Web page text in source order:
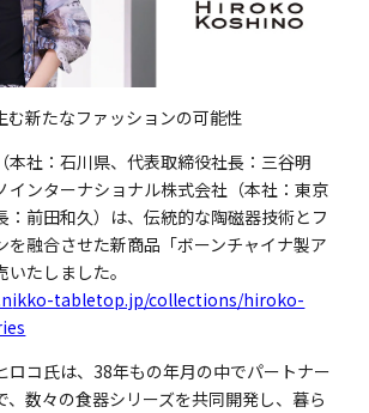
む新たなファッションの可能性
本社：石川県、代表取締役社長：三谷明
インターナショナル株式会社（本社：東京
：前田和久）は、伝統的な陶磁器技術とフ
を融合させた新商品「ボーンチャイナ製ア
たしました。
ikko-tabletop.jp/collections/hiroko-
ロコ氏は、38年もの年月の中でパートナー
、数々の食器シリーズを共同開発し、暮ら